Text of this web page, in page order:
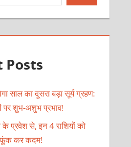
Posts
साल का दूसरा बड़ा सूर्य ग्रहण:
पर शुभ-अशुभ प्रभाव!
के प्रवेश से, इन 4 राशियों को
कर कदम!